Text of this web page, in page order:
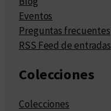
Eventos
Preguntas frecuentes
RSS Feed de entradas
Colecciones
Colecciones